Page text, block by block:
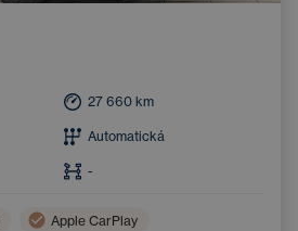
27 660 km
Automatická
-
Apple CarPlay